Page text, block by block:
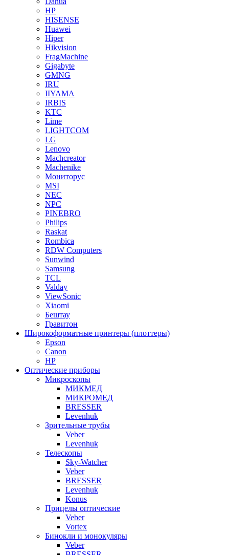
HP
HISENSE
Huawei
Hiper
Hikvision
FragMachine
Gigabyte
GMNG
IRU
IIYAMA
IRBIS
KTC
Lime
LIGHTCOM
LG
Lenovo
Machcreator
Machenike
Мониторус
MSI
NEC
NPC
PINEBRO
Philips
Raskat
Rombica
RDW Computers
Sunwind
Samsung
TCL
Valday
ViewSonic
Xiaomi
Бештау
Гравитон
Широкоформатные принтеры (плоттеры)
Epson
Canon
HP
Оптические приборы
Микроскопы
МИКМЕД
МИКРОМЕД
BRESSER
Levenhuk
Зрительные трубы
Veber
Levenhuk
Телескопы
Sky-Watcher
Veber
BRESSER
Levenhuk
Konus
Прицелы оптические
Veber
Vortex
Бинокли и монокуляры
Veber